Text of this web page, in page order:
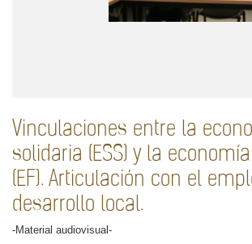
Vinculaciones entre la
solidaria (ESS) y la
(EF). Articulación con el
desarrollo local.
-Material audiovisual-